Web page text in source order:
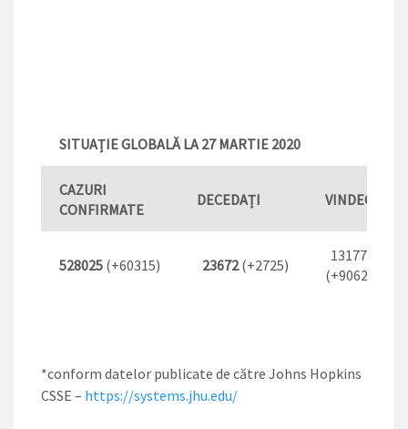
SITUAȚIE GLOBALĂ LA 27 MARTIE 2020
CAZURI
CONFIRMATE
DECEDAȚI VINDECAȚI
528025 (+60315) 23672(+2725)
131772
(+9062)
*conform datelor publicate de către Johns Hopkins
CSSE – https://systems.jhu.edu/